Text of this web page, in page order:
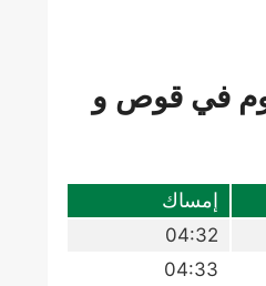
في قوص و
إمساك
04:32
04:33